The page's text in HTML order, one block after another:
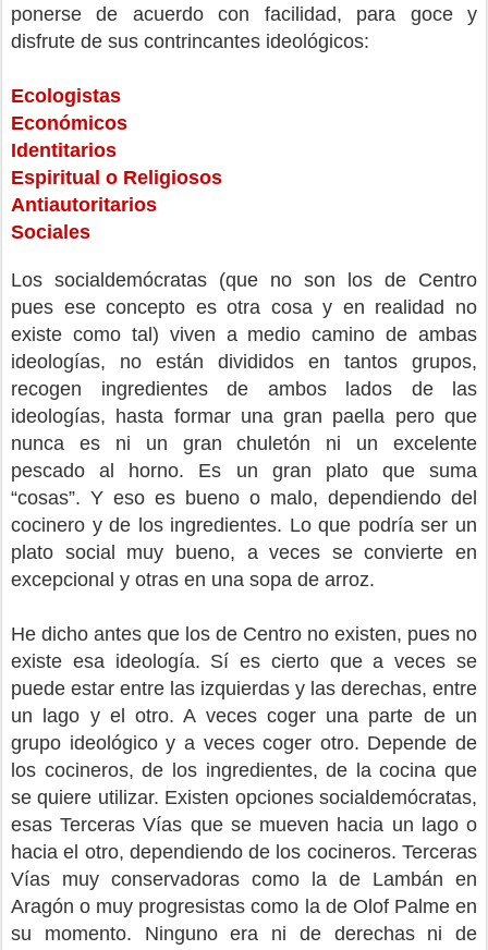
ponerse de acuerdo con facilidad, para goce y
disfrute de sus contrincantes ideológicos:
Ecologistas
Económicos
Identitarios
Espiritual o Religiosos
Antiautoritarios
Sociales
Los socialdemócratas (que no son los de Centro
pues ese concepto es otra cosa y en realidad no
existe como tal) viven a medio camino de ambas
ideologías, no están divididos en tantos grupos,
recogen ingredientes de ambos lados de las
ideologías, hasta formar una gran paella pero que
nunca es ni un gran chuletón ni un excelente
pescado al horno. Es un gran plato que suma
“cosas”. Y eso es bueno o malo, dependiendo del
cocinero y de los ingredientes. Lo que podría ser un
plato social muy bueno, a veces se convierte en
excepcional y otras en una sopa de arroz.
He dicho antes que los de Centro no existen, pues no
existe esa ideología. Sí es cierto que a veces se
puede estar entre las izquierdas y las derechas, entre
un lago y el otro. A veces coger una parte de un
grupo ideológico y a veces coger otro. Depende de
los cocineros, de los ingredientes, de la cocina que
se quiere utilizar. Existen opciones socialdemócratas,
esas Terceras Vías que se mueven hacia un lago o
hacia el otro, dependiendo de los cocineros. Terceras
Vías muy conservadoras como la de Lambán en
Aragón o muy progresistas como la de Olof Palme en
su momento. Ninguno era ni de derechas ni de